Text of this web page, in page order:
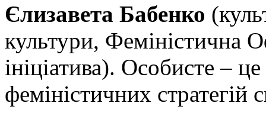
Єлизавета Бабенко
культури, Феміністична
ініціатива). Особисте –
феміністичних стратегій